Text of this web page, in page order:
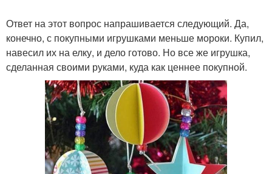
Ответ на этот вопрос напрашивается следующий. Да,
конечно, с покупными игрушками меньше мороки. Купил,
навесил их на елку, и дело готово. Но все же игрушка,
сделанная своими руками, куда как ценнее покупной.